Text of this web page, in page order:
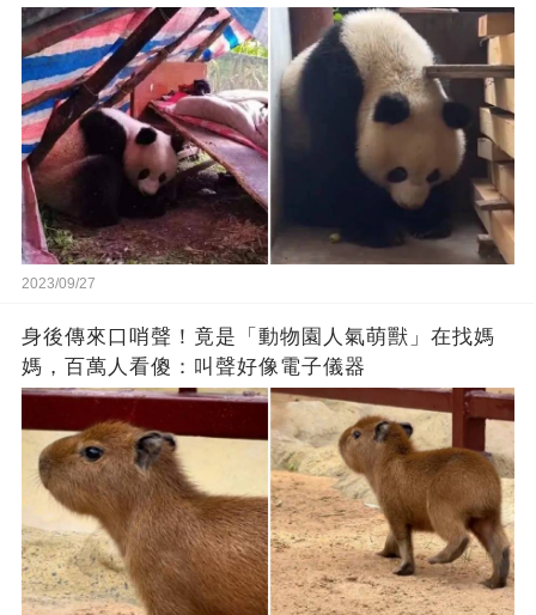
2023/09/27
身後傳來口哨聲！竟是「動物園人氣萌獸」在找媽
媽，百萬人看傻：叫聲好像電子儀器